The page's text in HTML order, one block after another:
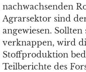
nachwachsenden
Agrarsektor sind
angewiesen. Sollten
verknappen, wird
Stoffproduktion
Teilberichte des